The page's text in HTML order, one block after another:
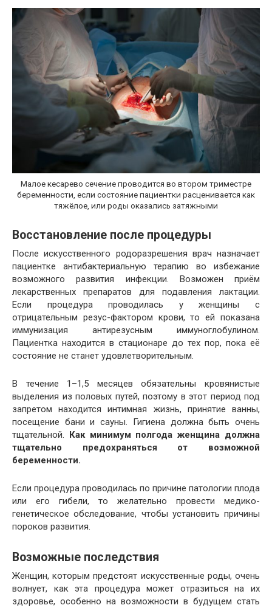
Малое кесарево сечение проводится во втором триместре
беременности, если состояние пациентки расценивается как
тяжёлое, или роды оказались затяжными
Восстановление после процедуры
После искусственного родоразрешения врач назначает
пациентке антибактериальную терапию во избежание
возможного развития инфекции. Возможен приём
лекарственных препаратов для подавления лактации.
Если процедура проводилась у женщины с
отрицательным резус-фактором крови, то ей показана
иммунизация антирезусным иммуноглобулином.
Пациентка находится в стационаре до тех пор, пока её
состояние не станет удовлетворительным.
В течение 1–1,5 месяцев обязательны кровянистые
выделения из половых путей, поэтому в этот период под
запретом находится интимная жизнь, принятие ванны,
посещение бани и сауны. Гигиена должна быть очень
тщательной. Как минимум полгода женщина должна
тщательно предохраняться от возможной
беременности.
Если процедура проводилась по причине патологии плода
или его гибели, то желательно провести медико-
генетическое обследование, чтобы установить причины
пороков развития.
Возможные последствия
Женщин, которым предстоят искусственные роды, очень
волнует, как эта процедура может отразиться на их
здоровье, особенно на возможности в будущем стать